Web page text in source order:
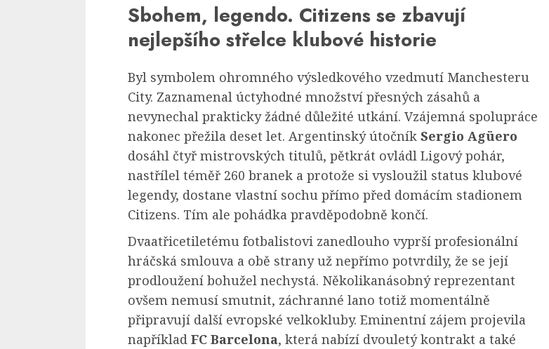
Sbohem, legendo. Citizens se zbavují
nejlepšího střelce klubové historie
Byl symbolem ohromného výsledkového vzedmutí Manchesteru
City. Zaznamenal úctyhodné množství přesných zásahů a
nevynechal prakticky žádné důležité utkání. Vzájemná spolupráce
nakonec přežila deset let. Argentinský útočník Sergio Agüero
dosáhl čtyř mistrovských titulů, pětkrát ovládl Ligový pohár,
nastřílel téměř 260 branek a protože si vysloužil status klubové
legendy, dostane vlastní sochu přímo před domácím stadionem
Citizens. Tím ale pohádka pravděpodobně končí.
Dvaatřicetiletému fotbalistovi zanedlouho vyprší profesionální
hráčská smlouva a obě strany už nepřímo potvrdily, že se její
prodloužení bohužel nechystá. Několikanásobný reprezentant
ovšem nemusí smutnit, záchranné lano totiž momentálně
připravují další evropské velkokluby. Eminentní zájem projevila
například FC Barcelona, která nabízí dvouletý kontrakt a také